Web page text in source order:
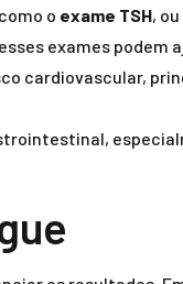
o exame TSH,
exames
cardiovascular,